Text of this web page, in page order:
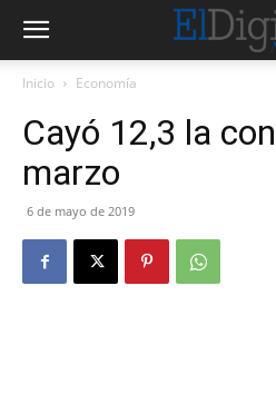
Inicio Economía
Cayó 12,3 la
marzo
6 de mayo de 2019